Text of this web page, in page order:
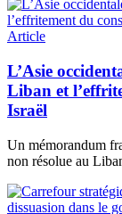
Article
L’Asie
Liban et
Israël
Un mémorandum
non résolue au